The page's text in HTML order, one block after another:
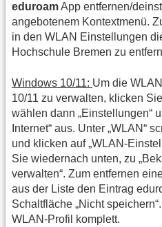
eduroamApp entfernen/
angebotenem Kontextmenü.
in den WLAN Einstellungen
Hochschule Bremen zu
Windows 10/11: Um die
10/11 zu verwalten, klicken
wählen dann „Einstellungen“
Internet“ aus. Unter „WLAN“
und klicken auf „WLAN-
Sie wiedernach unten, zu
verwalten“. Zum entfernen
aus der Liste den Eintrag
Schaltfläche „Nicht
WLAN-Profil komplett.